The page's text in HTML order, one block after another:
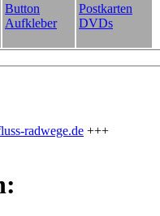
Button
Aufkleber
Postkarten
DVDs
radwege.de +++